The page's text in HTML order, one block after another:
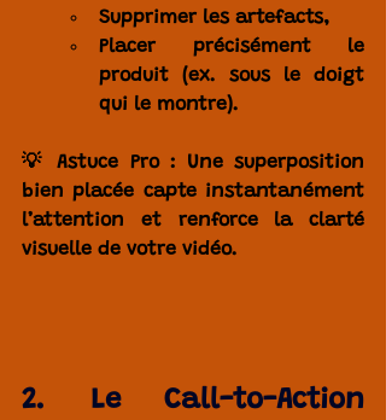
Supprimer les artefacts,
Placer précisément le
produit (ex. sous le doigt
qui le montre).
💡 Astuce Pro : Une superposition
bien placée capte instantanément
l’attention et renforce la clarté
visuelle de votre vidéo.
2. Le Call-to-Action